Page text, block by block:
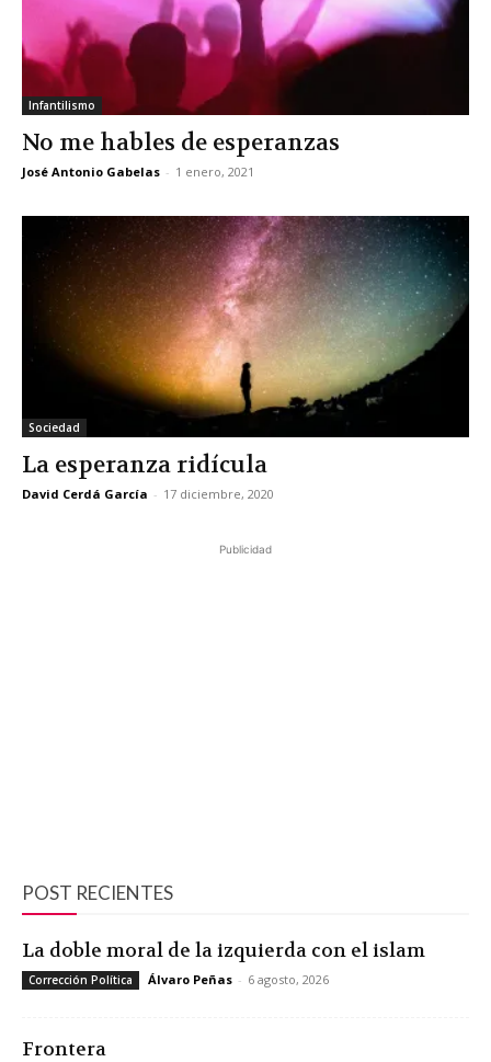
Infantilismo
No me hables de esperanzas
José Antonio Gabelas - 1 enero, 2021
Sociedad
La esperanza ridícula
David Cerdá García - 17 diciembre, 2020
Publicidad
POST RECIENTES
La doble moral de la izquierda con el islam
Corrección Política Álvaro Peñas - 6 agosto, 2026
Frontera